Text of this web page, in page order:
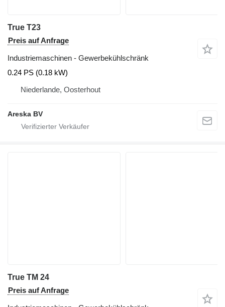
True T23
Preis auf Anfrage
Industriemaschinen - Gewerbekühlschränk
0.24 PS (0.18 kW)
Niederlande, Oosterhout
Areska BV
True TM 24
Preis auf Anfrage